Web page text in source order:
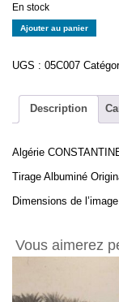
En stock
quantité
Algérie
Palais
1880
-
Albuminé
Ajouter au panier
UGS : 05C007
Description
Algérie
Tirage Albuminé
Dimensions de
Vous aimerez